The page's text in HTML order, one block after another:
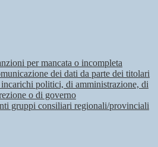
per mancata o incompleta
dei dati da parte dei titolari
politici, di amministrazione, di
o di governo
gruppi consiliari regionali/provinciali